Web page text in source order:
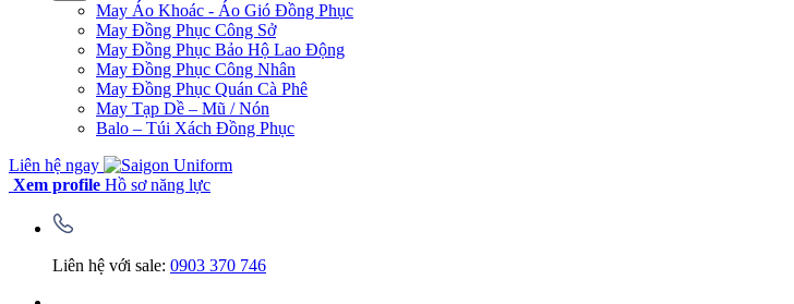
May Áo Khoác - Áo Gió Đồng Phục
May Đồng Phục Công Sở
May Đồng Phục Bảo Hộ Lao Động
May Đồng Phục Công Nhân
May Đồng Phục Quán Cà Phê
May Tạp Dề – Mũ / Nón
Balo – Túi Xách Đồng Phục
Liên hệ ngay
Xem profile Hồ sơ năng lực
Liên hệ với sale: 0903 370 746